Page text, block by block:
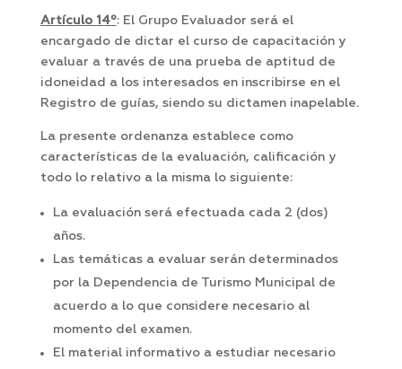
Artículo 14º: El Grupo Evaluador será el
encargado de dictar el curso de capacitación y
evaluar a través de una prueba de aptitud de
idoneidad a los interesados en inscribirse en el
Registro de guías, siendo su dictamen inapelable.
La presente ordenanza establece como
características de la evaluación, calificación y
todo lo relativo a la misma lo siguiente:
La evaluación será efectuada cada 2 (dos)
años.
Las temáticas a evaluar serán determinados
por la Dependencia de Turismo Municipal de
acuerdo a lo que considere necesario al
momento del examen.
El material informativo a estudiar necesario